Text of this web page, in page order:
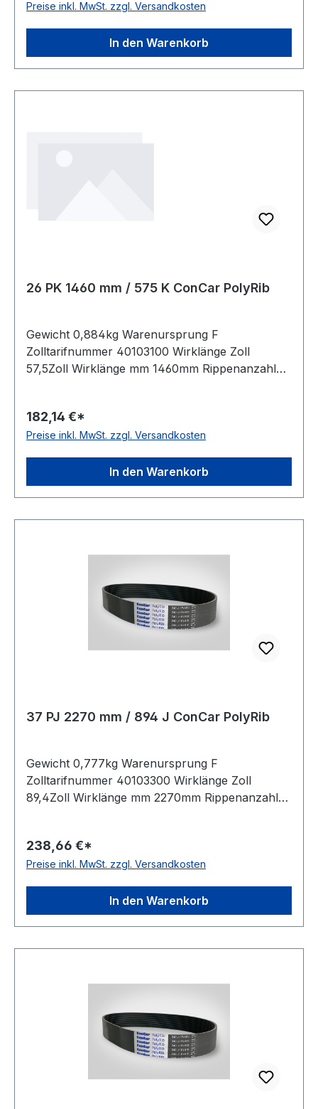
Rippenabstand 2,34mm Höhe 3,3mm
Preise inkl. MwSt. zzgl. Versandkosten
In den Warenkorb
26 PK 1460 mm / 575 K ConCar PolyRib
Gewicht 0,884kg Warenursprung F
Zolltarifnummer 40103100 Wirklänge Zoll
57,5Zoll Wirklänge mm 1460mm Rippenanzahl
Material Neoprene Zugstrang Polyester
Rippenabstand 3,56mm Höhe 4,9mm
182,14 €*
Preise inkl. MwSt. zzgl. Versandkosten
In den Warenkorb
37 PJ 2270 mm / 894 J ConCar PolyRib
Gewicht 0,777kg Warenursprung F
Zolltarifnummer 40103300 Wirklänge Zoll
89,4Zoll Wirklänge mm 2270mm Rippenanzahl
Material Neoprene Zugstrang Polyester
Rippenabstand 2,34mm Höhe 3,3mm
238,66 €*
Preise inkl. MwSt. zzgl. Versandkosten
In den Warenkorb